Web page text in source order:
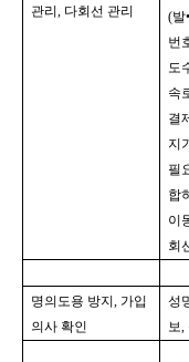
관리 , 다회선 관리
(발•
번
도
속
결
지
필
합
이
회
명의도용 방지 , 가입
의사 확인
성
보,